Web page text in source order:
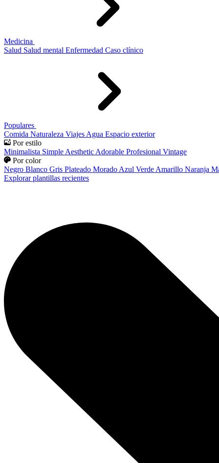
Medicina
Salud Salud mental Enfermedad Caso clínico
Populares
Comida Naturaleza Viajes Agua Espacio exterior
Por estilo
Minimalista Simple Aesthetic Adorable Profesional Vintage
Por color
Negro Blanco Gris Plateado Morado Azul Verde Amarillo Naranja
Explorar plantillas recientes